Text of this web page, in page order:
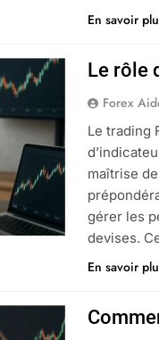
En savoir
Le rôle
Forex
Le trading
maîtrise
gérer les
devises.
En savoir